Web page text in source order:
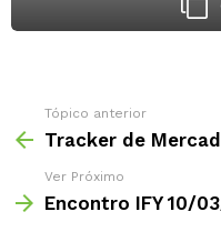
Tópico anterior
Tracker de
Ver Próximo
Encontro IFY 10/